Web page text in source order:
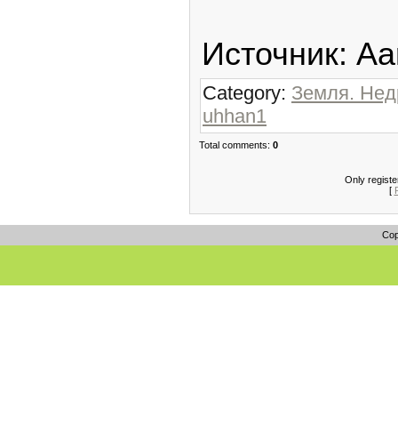
Источник:
Category: Земля.
uhhan1
Total comments: 0
Only
[